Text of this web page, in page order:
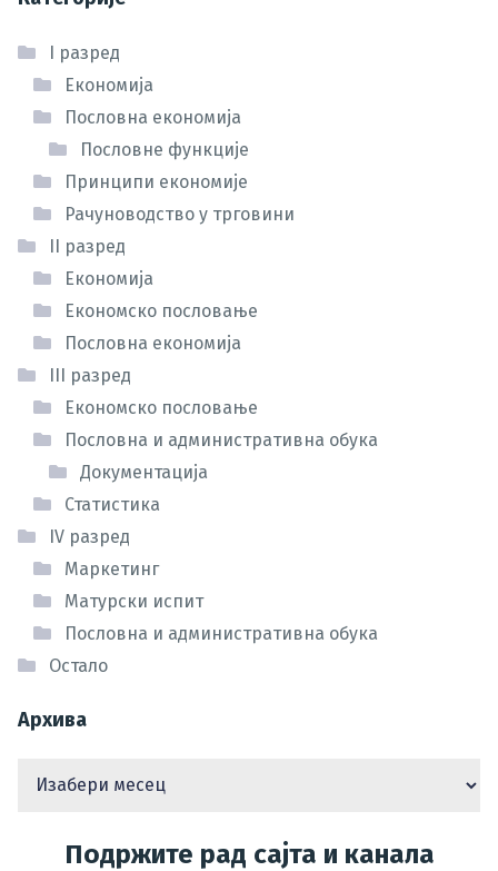
I разред
Економија
Пословна економија
Пословне функције
Принципи економије
Рачуноводство у трговини
II разред
Економија
Економско пословање
Пословна економија
III разред
Економско пословање
Пословна и административна обука
Документација
Статистика
IV разред
Маркетинг
Матурски испит
Пословна и административна обука
Остало
Архива
Подржите рад сајта и канала